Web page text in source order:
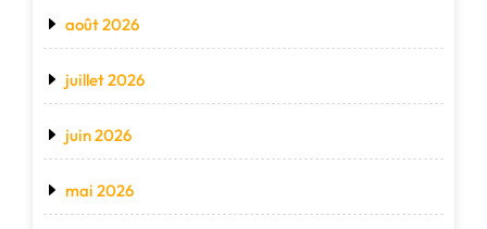
août 2026
juillet 2026
juin 2026
mai 2026